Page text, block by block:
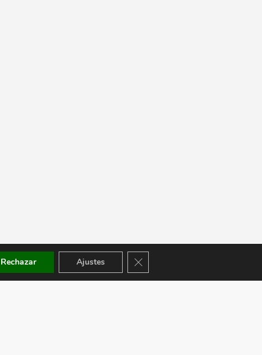
Rechazar Ajustes Cerrar el banner de cookies RGPD